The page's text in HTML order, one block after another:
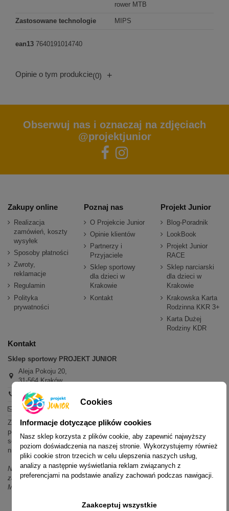
rower MTB
Zastosowane technologie MIPS
ean13 7640191014740
Opinie o tym produkcie(0) +
Obserwuj nas i oznaczaj na zdjęciach
@projektjunior
Zakupy online
Realizacja
zamówień, koszty
wysyłek
Sposoby płatności
Zwroty,
reklamacje
Regulamin
Polityka
prywatności
Poznaj nas
O Projekcie Junior
Opinie klientów
Partnerzy i
Przyjaciele
Sklep sportowy
dla dzieci w
Krakowie
Kontakt
Projekt Junior
Blog-Poradnik
LookBook
Projekt Junior
RACE
Sklep narciarski
dla dzieci w
Krakowie
Krakowska Karta
Rodzinna KKR 3+
Karta Dużej
Rodziny KDR
Kontakt
Sklep sportowy PROJEKT JUNIOR
Aleja Pokoju 20,
31-564 Kraków
+48 600 779 897
sklep@projektjunior.pl
Zapraszamy do sklepu stacjonarnego:
poniedziałek - piątek: 11.00-19.00
sobota: 10.00-14.00
niedziela (każda): nieczynne
Nie odpowiadamy na wiadomości SMS. W sprawach dotyczących
zamówień i oferty prosimy o kontakt mailowy, telefoniczny lub przez
Messenger.
Cookies
Informacje dotyczące plików cookies
Nasz sklep korzysta z plików cookie, aby zapewnić najwyższy
poziom doświadczenia na naszej stronie. Wykorzystujemy również
pliki cookie stron trzecich w celu ulepszenia naszych usług,
analizy a następnie wyświetlania reklam związanych z
preferencjami na podstawie analizy zachowań podczas nawigacji.
Zaakceptuj wszystkie